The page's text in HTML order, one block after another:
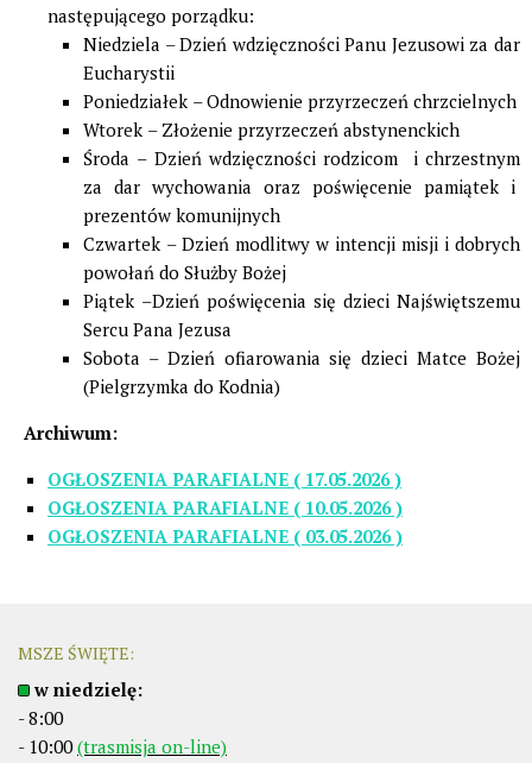
następującego porządku:
Niedziela – Dzień wdzięczności Panu Jezusowi za dar
Eucharystii
Poniedziałek –Odnowienie przyrzeczeń chrzcielnych
Wtorek – Złożenie przyrzeczeń abstynenckich
Środa – Dzień wdzięczności rodzicom i chrzestnym
za dar wychowania oraz poświęcenie pamiątek i
prezentów komunijnych
Czwartek – Dzień modlitwy w intencji misji i dobrych
powołań do Służby Bożej
Piątek –Dzień poświęcenia się dzieci Najświętszemu
Sercu Pana Jezusa
Sobota – Dzień ofiarowania się dzieci Matce Bożej
(Pielgrzymka do Kodnia)
Archiwum:
OGŁOSZENIA PARAFIALNE ( 17.05.2026 )
OGŁOSZENIA PARAFIALNE ( 10.05.2026 )
OGŁOSZENIA PARAFIALNE ( 03.05.2026 )
MSZE ŚWIĘTE:
w niedzielę:
- 8:00
- 10:00(trasmisja on-line)